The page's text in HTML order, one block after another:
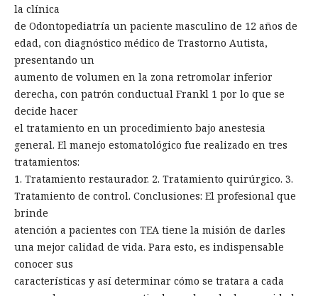
la clínica
de Odontopediatría un paciente masculino de 12 años de
edad, con diagnóstico médico de Trastorno Autista,
presentando un
aumento de volumen en la zona retromolar inferior
derecha, con patrón conductual Frankl 1 por lo que se
decide hacer
el tratamiento en un procedimiento bajo anestesia
general. El manejo estomatológico fue realizado en tres
tratamientos:
1. Tratamiento restaurador. 2. Tratamiento quirúrgico. 3.
Tratamiento de control. Conclusiones: El profesional que
brinde
atención a pacientes con TEA tiene la misión de darles
una mejor calidad de vida. Para esto, es indispensable
conocer sus
características y así determinar cómo se tratara a cada